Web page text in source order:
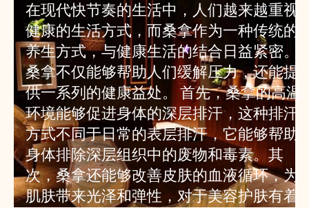
在现代快节奏的生活中，人们越来越重视
健康的生活方式，而桑拿作为一种传统的
养生方式，与健康生活的结合日益紧密。
桑拿不仅能够帮助人们缓解压力，还能提
供一系列的健康益处。 首先，桑拿的高温
环境能够促进身体的深层排汗，这种排汗
方式不同于日常的表层排汗，它能够帮助
身体排除深层组织中的废物和毒素。其
次，桑拿还能够改善皮肤的血液循环，为
肌肤带来光泽和弹性，对于美容护肤有着